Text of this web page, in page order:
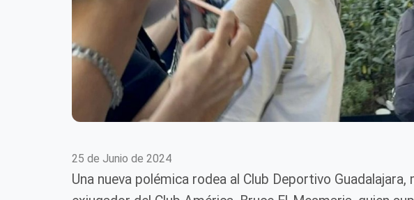
25 de Junio de 2024
Una nueva polémica rodea al Club Deportivo